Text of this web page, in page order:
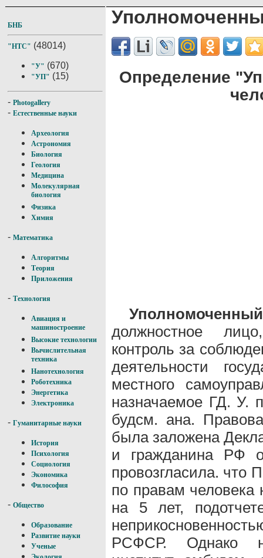
БНБ
"НТС" (48014)
"У" (670)
"УП" (15)
- Photogallery
- Естественные науки
Археология
Астрономия
Биология
Геология
Медицина
Молекулярная
биология
Физика
Химия
- Математика
Алгоритмы
Теория
Приложения
- Технология
Авиация и
машиностроение
Высокие технологии
Вычислительная
техника
Нанотехнология
Роботехника
Энергетика
Электроника
- Гуманитарные науки
История
Психология
Социология
Экономика
Философия
- Общество
Образование
Развитие науки
Ученые
Определение
должностное
контроль за
деятельности
местного
назначаемое ГД. У.
будсм. ана.
была заложена
и гражданина РФ
провозгласила. что
по правам
на 5 лет,
РСФСР. Однако